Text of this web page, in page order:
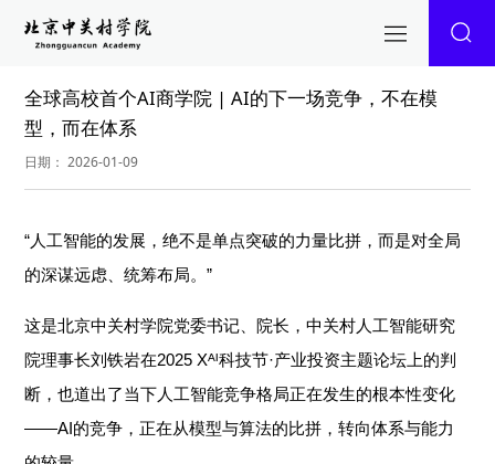
全球高校首个AI商学院 | AI的下一场竞争，不在模
型，而在体系
日期： 2026-01-09
“人工智能的发展，绝不是单点突破的力量比拼，而是对全局
的深谋远虑、统筹布局。”
这是北京中关村学院党委书记、院长，中关村人工智能研究
院理事长刘铁岩在2025 Xᴬᴵ科技节·产业投资主题论坛上的判
断，也道出了当下人工智能竞争格局正在发生的根本性变化
——AI的竞争，正在从模型与算法的比拼，转向体系与能力